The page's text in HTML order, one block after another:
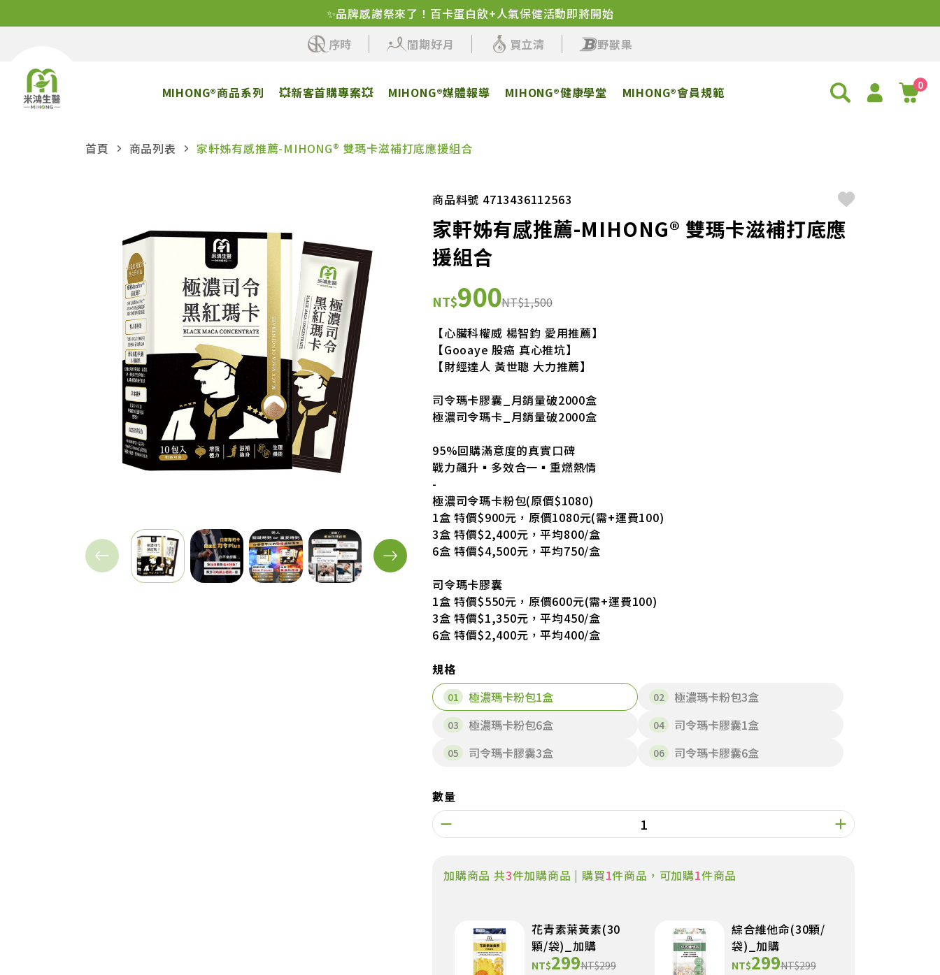
✨品牌感謝祭來了！百卡蛋白飲+人氣保健活動即將開始
序時
閨期好月 買立清 野獸果
MIHONG®商品系列 💥新客首購專案💥 MIHONG®媒體報導 MIHONG®健康學堂 MIHONG®會員規範 0
首頁 商品列表 家軒姊有感推薦-MIHONG® 雙瑪卡滋補打底應援組合
商品料號 4713436112563
家軒姊有感推薦-MIHONG® 雙瑪卡滋補打底應
援組合
NT$900NT$1,500
【心臟科權威 楊智鈞 愛用推薦】
【Gooaye 股癌 真心推坑】
【財經達人 黃世聰 大力推薦】
司令瑪卡膠囊_月銷量破2000盒
極濃司令瑪卡_月銷量破2000盒
95%回購滿意度的真實口碑
戰力飆升▪多效合一▪重燃熱情
-
極濃司令瑪卡粉包(原價$1080)
1盒 特價$900元，原價1080元(需+運費100)
3盒 特價$2,400元，平均800/盒
6盒 特價$4,500元，平均750/盒
司令瑪卡膠囊
1盒 特價$550元，原價600元(需+運費100)
3盒 特價$1,350元，平均450/盒
6盒 特價$2,400元，平均400/盒
規格
極濃瑪卡粉包1盒
極濃瑪卡粉包3盒
極濃瑪卡粉包6盒
司令瑪卡膠囊1盒
司令瑪卡膠囊3盒
司令瑪卡膠囊6盒
數量
加購商品 共3件加購商品 | 購買1件商品，可加購1件商品
花青素葉黃素(30
顆/袋)_加購
NT$299NT$299
綜合維他命(30顆/
袋)_加購
NT$299NT$299